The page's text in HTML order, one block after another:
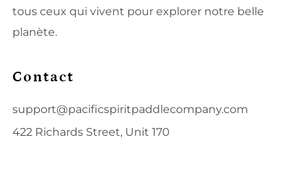
tous ceux qui vivent pour explorer notre belle
planète.
Contact
support@pacificspiritpaddlecompany.com
422 Richards Street, Unit 170